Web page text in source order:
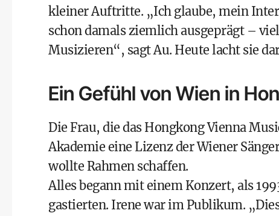
kleiner Auftritte. „Ich glaube, mein
schon damals ziemlich ausgeprägt –
Musizieren“, sagt Au. Heute lacht sie
Ein Gefühl von Wien in
Die Frau, die das Hongkong Vienna
Akademie eine Lizenz der Wiener
wollte Rahmen schaffen.
Alles begann mit einem Konzert, als
gastierten. Irene war im Publikum.